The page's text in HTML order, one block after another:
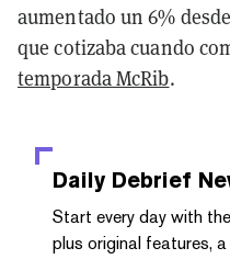
aumentado un 6%
que cotizaba cuando
temporada McRib.
Daily Debrief
Start every day with
plus original features,